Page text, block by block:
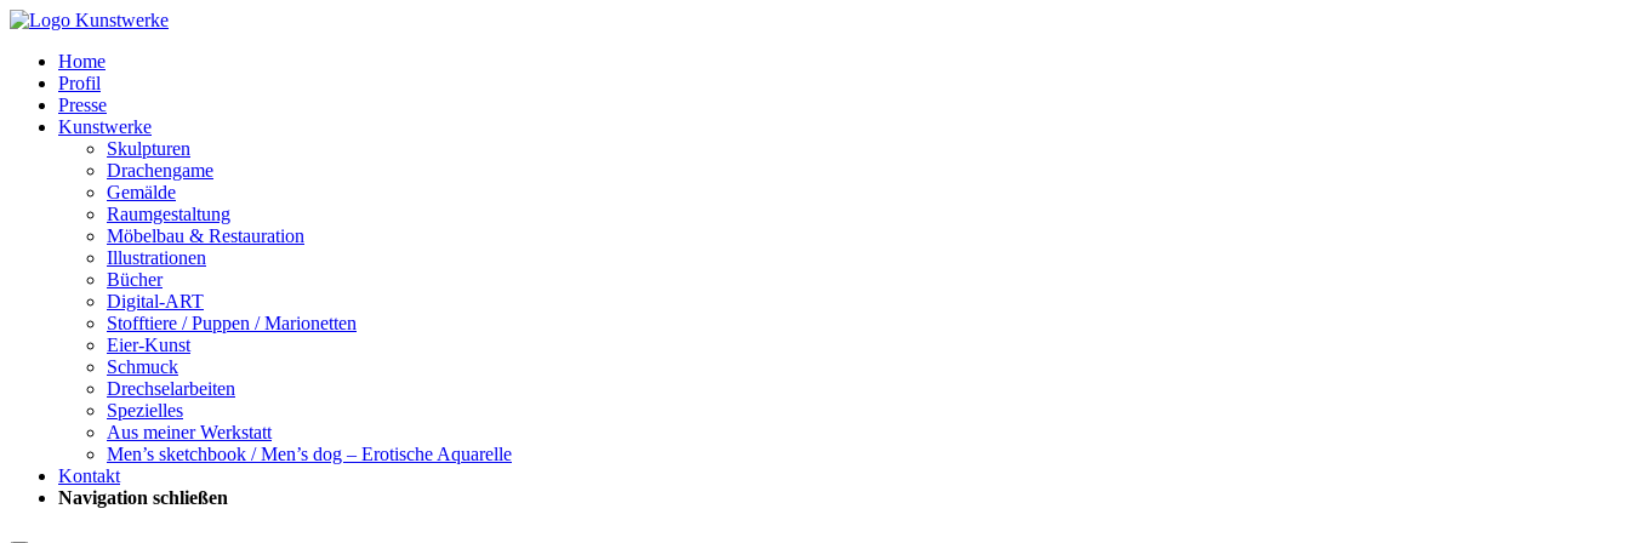
Home
Profil
Presse
Kunstwerke
Skulpturen
Drachengame
Gemälde
Raumgestaltung
Möbelbau & Restauration
Illustrationen
Bücher
Digital-ART
Stofftiere / Puppen / Marionetten
Eier-Kunst
Schmuck
Drechselarbeiten
Spezielles
Aus meiner Werkstatt
Men’s sketchbook / Men’s dog – Erotische Aquarelle
Kontakt
Navigation schließen